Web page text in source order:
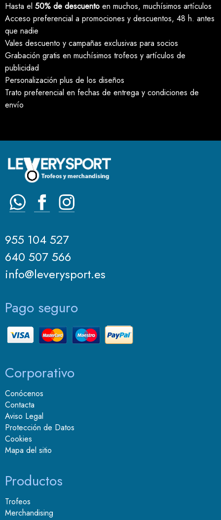
Hasta el 50% de descuento en muchos, muchísimos artículos
Acceso preferencial a promociones y descuentos, 48 h. antes
que nadie
Vales descuento y campañas exclusivas para socios
Grabación gratis en muchísimos trofeos y artículos de
publicidad
Personalización plus de los diseños
Trato preferencial en fechas de entrega y condiciones de
envío
955 104 527
640 507 566
info@leverysport.es
Pago seguro
Corporativo
Conócenos
Contacta
Aviso Legal
Protección de Datos
Cookies
Mapa del sitio
Productos
Trofeos
Merchandising